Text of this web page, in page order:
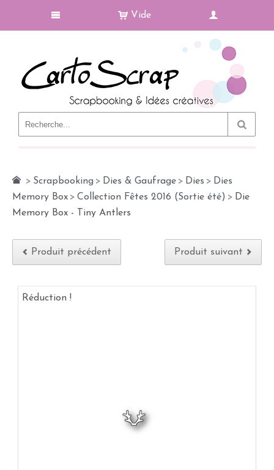
Vide
> Scrapbooking > Dies & Gaufrage > Dies > Dies
Memory Box > Collection Fêtes 2016 (Sortie été) > Die
Memory Box - Tiny Antlers
Produit précédent Produit suivant
Réduction !